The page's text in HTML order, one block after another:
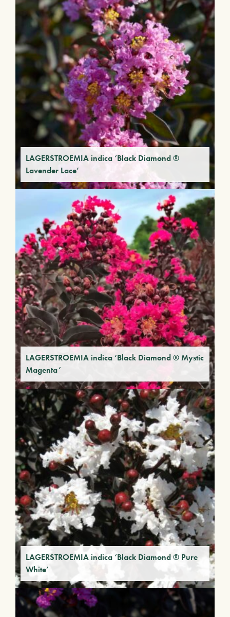
LAGERSTROEMIA indica ‘Black Diamond ®
Lavender Lace’
LAGERSTROEMIA indica ‘Black Diamond ® Mystic
Magenta’
LAGERSTROEMIA indica ‘Black Diamond ® Pure
White’